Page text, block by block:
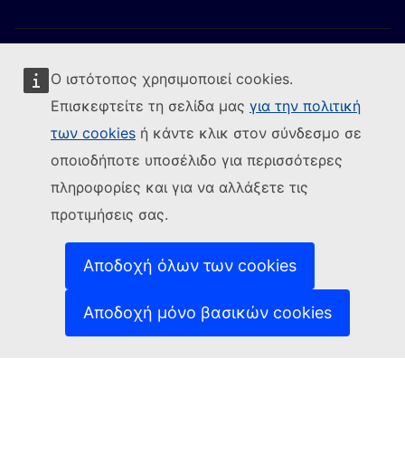
Ο ιστότοπος χρησιμοποιεί cookies.
Επισκεφτείτε τη σελίδα μας για την πολιτική
των cookies ή κάντε κλικ στον σύνδεσμο σε
οποιοδήποτε υποσέλιδο για περισσότερες
πληροφορίες και για να αλλάξετε τις
προτιμήσεις σας.
Αποδοχή όλων των cookies
Αποδοχή μόνο βασικών cookies
Ακολουθήστε την Ευρωπαϊκή Επιτροπή
Επικοινωνήστε μαζί μας
(Εξωτερική σύνδεση)
Αναφορά τρωτού σημείου ΤΠ (Εξωτερική σύνδεση)
Γλώσσες στις οποίες είναι διαθέσιμοι οι ιστότοποί
(Εξωτερική σύνδεση)
(Εξωτερική σύνδεση)
Πολιτική απορρήτου
Ανακοίνωση νομικού περιεχομένου
(Εξωτερική
Δυνατότητα πρόσβασης